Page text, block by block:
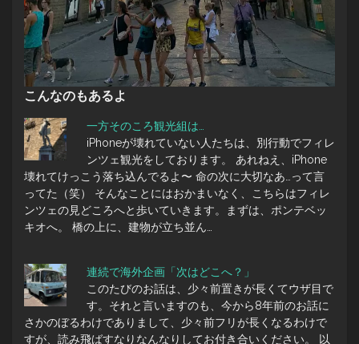
こんなのもあるよ
一方そのころ観光組は…
iPhoneが壊れていない人たちは、別行動でフィレ
ンツェ観光をしております。 あれねえ、iPhone
壊れてけっこう落ち込んでるよ〜 命の次に大切なあ…って言
ってた（笑） そんなことにはおかまいなく、こちらはフィレ
ンツェの見どころへと歩いていきます。まずは、ポンテベッ
キオへ。 橋の上に、建物が立ち並ん…
連続で海外企画「次はどこへ？」
このたびのお話は、少々前置きが長くてウザ目で
す。それと言いますのも、今から8年前のお話に
さかのぼるわけでありまして、少々前フリが長くなるわけで
すが、読み飛ばすなりなんなりしてお付き合いください。 以